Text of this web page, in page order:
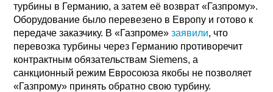
турбины в Германию, а затем её возврат «Газпрому».
Оборудование было перевезено в Европу и готово к
передаче заказчику. В «Газпроме»заявили, что
перевозка турбины через Германию противоречит
контрактным обязательствам Siemens, а
санкционный режим Евросоюза якобы не позволяет
«Газпрому» принять обратно свою турбину.